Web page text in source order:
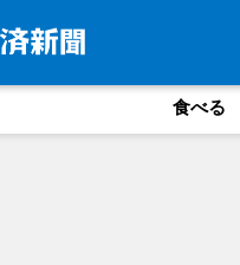
食べる